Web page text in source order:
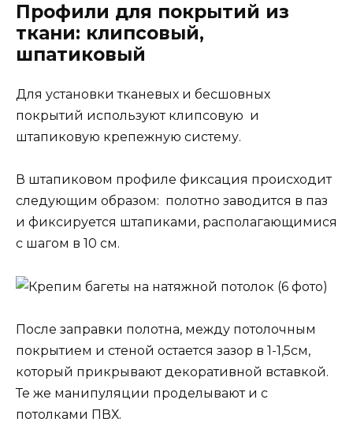
Профили для покрытий из
ткани: клипсовый,
шпатиковый
Для установки тканевых и бесшовных
покрытий используют клипсовую и
штапиковую крепежную систему.
В штапиковом профиле фиксация происходит
следующим образом: полотно заводится в паз
и фиксируется штапиками, располагающимися
с шагом в 10 см.
После заправки полотна, между потолочным
покрытием и стеной остается зазор в 1-1,5см,
который прикрывают декоративной вставкой.
Те же манипуляции проделывают и с
потолками ПВХ.